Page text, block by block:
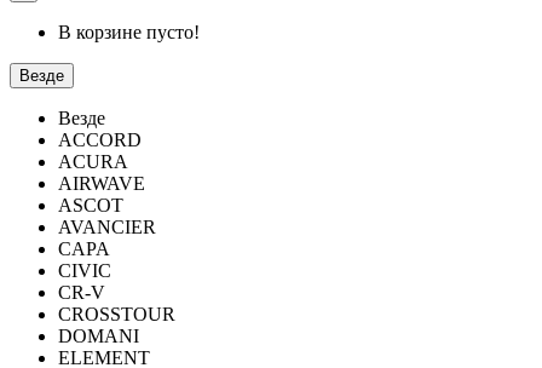
В корзине пусто!
Везде
Везде
ACCORD
ACURA
AIRWAVE
ASCOT
AVANCIER
CAPA
CIVIC
CR-V
CROSSTOUR
DOMANI
ELEMENT